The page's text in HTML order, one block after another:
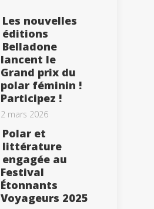
Les nouvelles
éditions
Belladone
lancent le
Grand prix du
polar féminin !
Participez !
2 mars 2026
Polar et
littérature
engagée au
Festival
Étonnants
Voyageurs 2025